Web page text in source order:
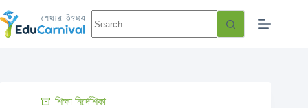
শিক্ষা নির্দেশিকা